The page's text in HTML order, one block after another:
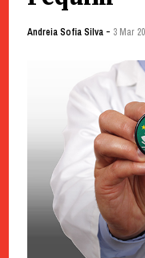
Andreia Sofia Silva- 3 Mar